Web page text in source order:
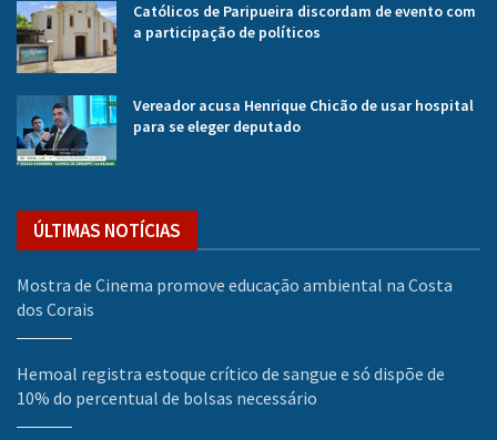
Católicos de Paripueira discordam de evento com
a participação de políticos
Vereador acusa Henrique Chicão de usar hospital
para se eleger deputado
ÚLTIMAS NOTÍCIAS
Mostra de Cinema promove educação ambiental na Costa
dos Corais
Hemoal registra estoque crítico de sangue e só dispõe de
10% do percentual de bolsas necessário